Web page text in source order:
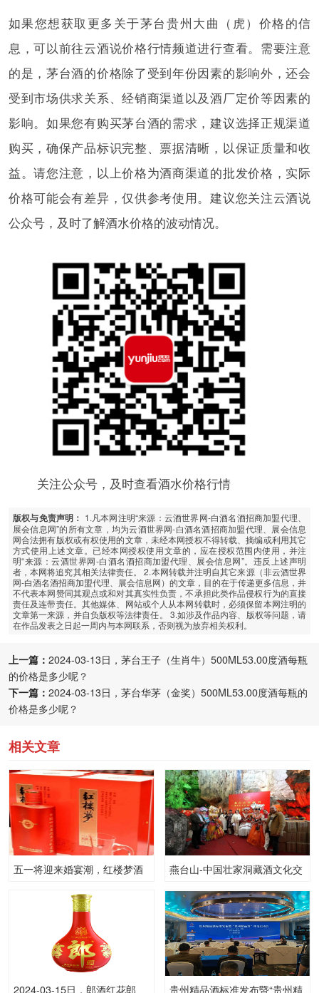
如果您想获取更多关于茅台贵州大曲（虎）价格的信
息，可以前往云酒说价格行情频道进行查看。需要注意
的是，茅台酒的价格除了受到年份因素的影响外，还会
受到市场供求关系、经销商渠道以及酒厂定价等因素的
影响。如果您有购买茅台酒的需求，建议选择正规渠道
购买，确保产品标识完整、票据清晰，以保证质量和收
益。请您注意，以上价格为酒商渠道的批发价格，实际
价格可能会有差异，仅供参考使用。建议您关注云酒说
公众号，及时了解酒水价格的波动情况。
关注公众号，及时查看酒水价格行情
版权与免责声明： 1.凡本网注明“来源：云酒世界网-白酒名酒招商加盟代理、
展会信息网”的所有文章，均为云酒世界网-白酒名酒招商加盟代理、展会信息
网合法拥有版权或有权使用的文章，未经本网授权不得转载、摘编或利用其它
方式使用上述文章。已经本网授权使用文章的，应在授权范围内使用，并注
明“来源：云酒世界网-白酒名酒招商加盟代理、展会信息网”。违反上述声明
者，本网将追究其相关法律责任。 2.本网转载并注明自其它来源（非云酒世界
网-白酒名酒招商加盟代理、展会信息网）的文章，目的在于传递更多信息，并
不代表本网赞同其观点或和对其真实性负责，不承担此类作品侵权行为的直接
责任及连带责任。其他媒体、网站或个人从本网转载时，必须保留本网注明的
文章第一来源，并自负版权等法律责任。 3.如涉及作品内容、版权等问题，请
在作品发表之日起一周内与本网联系，否则视为放弃相关权利。
上一篇： 2024-03-13日，茅台王子（生肖牛）500ML53.00度酒每瓶
的价格是多少呢？
下一篇： 2024-03-13日，茅台华茅（金奖）500ML53.00度酒每瓶的
价格是多少呢？
相关文章
五一将迎来婚宴潮，红楼梦酒
燕台山-中国壮家洞藏酒文化交
约入驻
2024-03-15日，郎酒红花郎 贵州精品酒标准发布暨“贵州精